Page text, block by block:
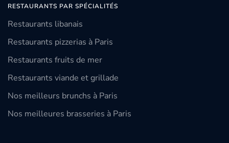
RESTAURANTS PAR SPÉCIALITÉS
Restaurants libanais
Restaurants pizzerias à Paris
Restaurants fruits de mer
Restaurants viande et grillade
Nos meilleurs brunchs à Paris
Nos meilleures brasseries à Paris